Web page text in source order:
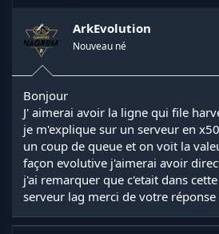
ArkEvolution
Nouveau né
Bonjour
J' aimerai avoir la ligne qui file
je m'explique sur un serveur en
un coup de queue et on voit la
façon evolutive j'aimerai avoir
j'ai remarquer que c'etait dans
serveur lag merci de votre réponse